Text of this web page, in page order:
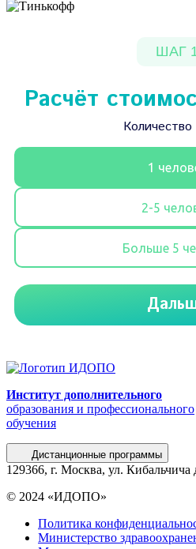
Институт дополнительного
образования и профессионального
обучения
Дистанционные программы
129366, г. Москва, ул. Кибальчича
© 2024 «ИДОПО»
Политика
Министерство